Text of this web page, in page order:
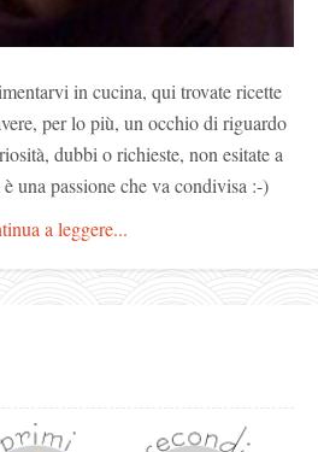
in cucina, qui trovate ricette
per lo più, un occhio di riguardo
dubbi o richieste, non esitate a
una passione che va condivisa :-)
a leggere...